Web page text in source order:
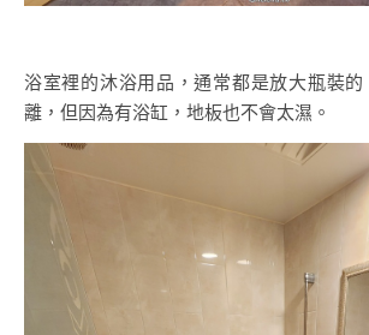
浴室裡的沐浴用品，通常都是放大瓶裝
離，但因為有浴缸，地板也不會太濕。